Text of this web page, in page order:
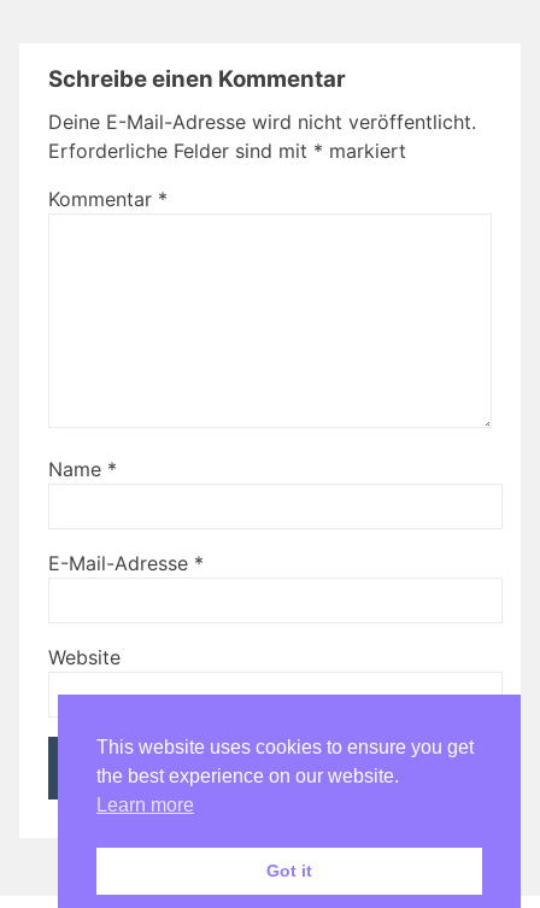
Schreibe einen Kommentar
Deine E-Mail-Adresse wird nicht veröffentlicht.
Erforderliche Felder sind mit * markiert
Kommentar *
Name *
E-Mail-Adresse *
Website
This website uses cookies to ensure you get
the best experience on our website.
Learn more
Got it